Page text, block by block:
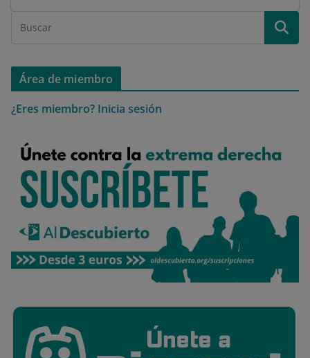
Área de miembro
¿Eres miembro? Inicia sesión